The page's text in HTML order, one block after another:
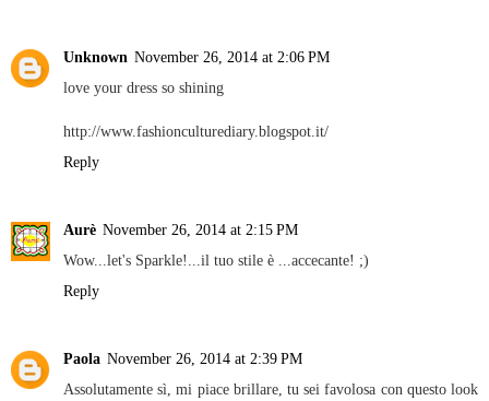
Unknown November 26, 2014 at 2:06 PM
love your dress so shining
http://www.fashionculturediary.blogspot.it/
Reply
Aurè November 26, 2014 at 2:15 PM
Wow...let's Sparkle!...il tuo stile è ...accecante! ;)
Reply
Paola November 26, 2014 at 2:39 PM
Assolutamente sì, mi piace brillare, tu sei favolosa con questo look